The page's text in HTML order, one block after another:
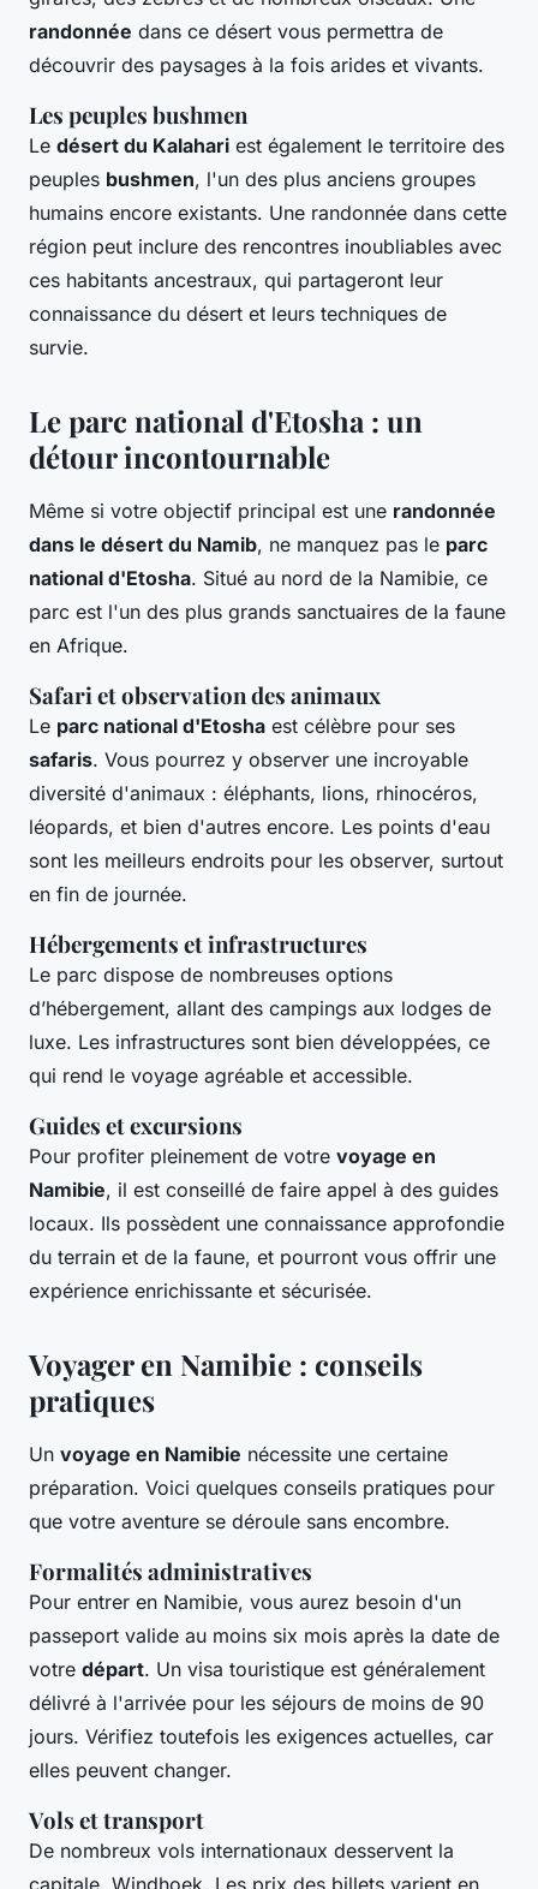
randonnée dans ce désert vous permettra de
découvrir des paysages à la fois arides et vivants.
Les peuples bushmen
Le désert du Kalahari est également le territoire des
peuples bushmen, l'un des plus anciens groupes
humains encore existants. Une randonnée dans cette
région peut inclure des rencontres inoubliables avec
ces habitants ancestraux, qui partageront leur
connaissance du désert et leurs techniques de
survie.
Le parc national d'Etosha : un
détour incontournable
Même si votre objectif principal est une randonnée
dans le désert du Namib, ne manquez pas le parc
national d'Etosha. Situé au nord de la Namibie, ce
parc est l'un des plus grands sanctuaires de la faune
en Afrique.
Safari et observation des animaux
Le parc national d'Etosha est célèbre pour ses
safaris. Vous pourrez y observer une incroyable
diversité d'animaux : éléphants, lions, rhinocéros,
léopards, et bien d'autres encore. Les points d'eau
sont les meilleurs endroits pour les observer, surtout
en fin de journée.
Hébergements et infrastructures
Le parc dispose de nombreuses options
d’hébergement, allant des campings aux lodges de
luxe. Les infrastructures sont bien développées, ce
qui rend le voyage agréable et accessible.
Guides et excursions
Pour profiter pleinement de votre voyage en
Namibie, il est conseillé de faire appel à des guides
locaux. Ils possèdent une connaissance approfondie
du terrain et de la faune, et pourront vous offrir une
expérience enrichissante et sécurisée.
Voyager en Namibie : conseils
pratiques
Un voyage en Namibie nécessite une certaine
préparation. Voici quelques conseils pratiques pour
que votre aventure se déroule sans encombre.
Formalités administratives
Pour entrer en Namibie, vous aurez besoin d'un
passeport valide au moins six mois après la date de
votre départ. Un visa touristique est généralement
délivré à l'arrivée pour les séjours de moins de 90
jours. Vérifiez toutefois les exigences actuelles, car
elles peuvent changer.
Vols et transport
De nombreux vols internationaux desservent la
capitale, Windhoek. Les prix des billets varient en